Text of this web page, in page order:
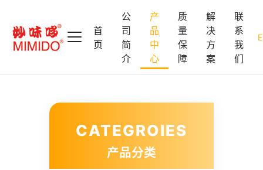
首
页
公
司
简
介
产
品
中
心
质
量
保
障
解
决
方
案
联
系
我
们
CATEGROIES
产品分类